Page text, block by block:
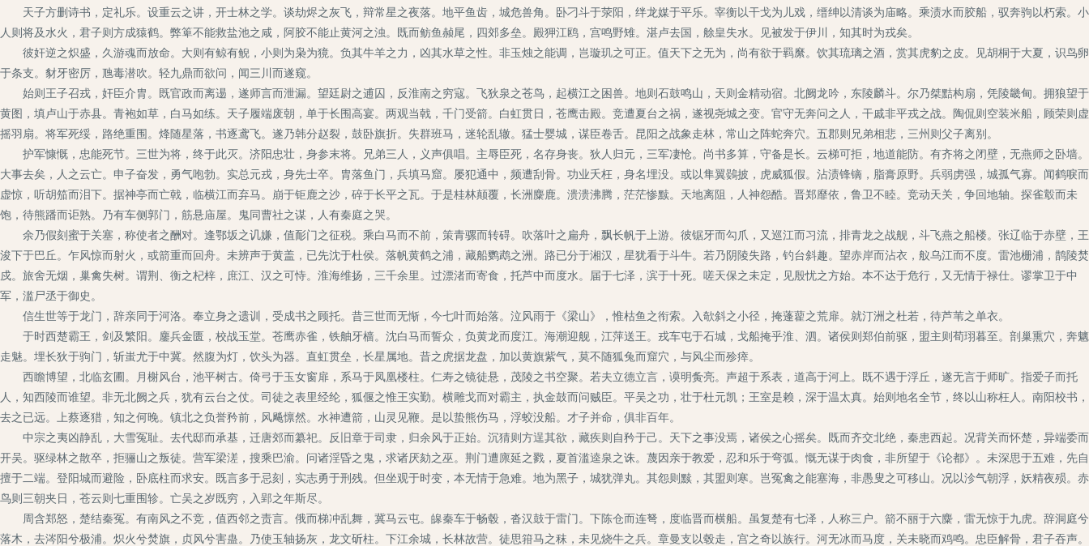
天子方删诗书，定礼乐。设重云之讲，开士林之学。谈劫烬之灰飞，辩常星之夜落。地平鱼齿，城危兽角。卧刁斗于荥阳，绊龙媒于平乐。宰衡以干戈为儿戏，缙绅以清谈为庙略。乘渍水而胶船，驭奔驹以朽索。小
人则将及水火，君子则方成猿鹤。弊箄不能救盐池之咸，阿胶不能止黄河之浊。既而鲂鱼赪尾，四郊多垒。殿狎江鸥，宫鸣野雉。湛卢去国，艅皇失水。见被发于伊川，知其时为戎矣。
彼奸逆之炽盛，久游魂而放命。大则有鲸有鲵，小则为枭为獍。负其牛羊之力，凶其水草之性。非玉烛之能调，岂璇玑之可正。值天下之无为，尚有欲于羁縻。饮其琉璃之酒，赏其虎豹之皮。见胡桐于大夏，识鸟卵
于条支。豺牙密厉，虺毒潜吹。轻九鼎而欲问，闻三川而遂窥。
始则王子召戎，奸臣介胄。既官政而离逷，遂师言而泄漏。望廷尉之逋囚，反淮南之穷寇。飞狄泉之苍鸟，起横江之困兽。地则石鼓鸣山，天则金精动宿。北阙龙吟，东陵麟斗。尔乃桀黠构扇，凭陵畿甸。拥狼望于
黄图，填卢山于赤县。青袍如草，白马如练。天子履端废朝，单于长围高宴。两观当戟，千门受箭。白虹贯日，苍鹰击殿。竞遭夏台之祸，遂视尧城之变。官守无奔问之人，干戚非平戎之战。陶侃则空装米船，顾荣则虚
摇羽扇。将军死绥，路绝重围。烽随星落，书逐鸢飞。遂乃韩分赵裂，鼓卧旗折。失群班马，迷轮乱辙。猛士婴城，谋臣卷舌。昆阳之战象走林，常山之阵蛇奔穴。五郡则兄弟相悲，三州则父子离别。
护军慷慨，忠能死节。三世为将，终于此灭。济阳忠壮，身参末将。兄弟三人，义声俱唱。主辱臣死，名存身丧。狄人归元，三军凄怆。尚书多算，守备是长。云梯可拒，地道能防。有齐将之闭壁，无燕师之卧墙。
大事去矣，人之云亡。申子奋发，勇气咆勃。实总元戎，身先士卒。胄落鱼门，兵填马窟。屡犯通中，频遭刮骨。功业夭枉，身名埋没。或以隼翼鷃披，虎威狐假。沾渍锋镝，脂膏原野。兵弱虏强，城孤气寡。闻鹤唳而
虚惊，听胡笳而泪下。据神亭而亡戟，临横江而弃马。崩于钜鹿之沙，碎于长平之瓦。于是桂林颠覆，长洲麋鹿。溃溃沸腾，茫茫惨黩。天地离阻，人神怨酷。晋郑靡依，鲁卫不睦。竞动天关，争回地轴。探雀鷇而未
饱，待熊蹯而讵熟。乃有车侧郭门，筋悬庙屋。鬼同曹社之谋，人有秦庭之哭。
余乃假刻蜜于关塞，称使者之酬对。逢鄂坂之讥嫌，值耏门之征税。乘白马而不前，策青骡而转碍。吹落叶之扁舟，飘长帆于上游。彼锯牙而勾爪，又巡江而习流，排青龙之战舰，斗飞燕之船楼。张辽临于赤壁，王
浚下于巴丘。乍风惊而射火，或箭重而回舟。未辨声于黄盖，已先沈于杜侯。落帆黄鹤之浦，藏船鹦鹉之洲。路已分于湘汉，星犹看于斗牛。若乃阴陵失路，钓台斜趣。望赤岸而沾衣，舣乌江而不度。雷池栅浦，鹊陵焚
戍。旅舍无烟，巢禽失树。谓荆、衡之杞梓，庶江、汉之可恃。淮海维扬，三千余里。过漂渚而寄食，托芦中而度水。届于七泽，滨于十死。嗟天保之未定，见殷忧之方始。本不达于危行，又无情于禄仕。谬掌卫于中
军，滥尸丞于御史。
信生世等于龙门，辞亲同于河洛。奉立身之遗训，受成书之顾托。昔三世而无惭，今七叶而始落。泣风雨于《梁山》，惟枯鱼之衔索。入欹斜之小径，掩蓬藋之荒扉。就汀洲之杜若，待芦苇之单衣。
于时西楚霸王，剑及繁阳。鏖兵金匮，校战玉堂。苍鹰赤雀，铁舳牙樯。沈白马而誓众，负黄龙而度江。海潮迎舰，江萍送王。戎车屯于石城，戈船掩乎淮、泗。诸侯则郑伯前驱，盟主则荀珝暮至。剖巢熏穴，奔魑
走魅。埋长狄于驹门，斩蚩尤于中冀。然腹为灯，饮头为器。直虹贯垒，长星属地。昔之虎据龙盘，加以黄旗紫气，莫不随狐兔而窟穴，与风尘而殄瘁。
西瞻博望，北临玄圃。月榭风台，池平树古。倚弓于玉女窗扉，系马于凤凰楼柱。仁寿之镜徒悬，茂陵之书空聚。若夫立德立言，谟明夤亮。声超于系表，道高于河上。既不遇于浮丘，遂无言于师旷。指爱子而托
人，知西陵而谁望。非无北阙之兵，犹有云台之仗。司徒之表里经纶，狐偃之惟王实勤。横雕戈而对霸主，执金鼓而问贼臣。平吴之功，壮于杜元凯；王室是赖，深于温太真。始则地名全节，终以山称枉人。南阳校书，
去之已远。上蔡逐猎，知之何晚。镇北之负誉矜前，风飚懔然。水神遭箭，山灵见鞭。是以蛰熊伤马，浮蛟没船。才子并命，俱非百年。
中宗之夷凶静乱，大雪冤耻。去代邸而承基，迁唐郊而纂祀。反旧章于司隶，归余风于正始。沉猜则方逞其欲，藏疾则自矜于己。天下之事没焉，诸侯之心摇矣。既而齐交北绝，秦患西起。况背关而怀楚，异端委而
开吴。驱绿林之散卒，拒骊山之叛徒。营军梁溠，搜乘巴渝。问诸淫昏之鬼，求诸厌劾之巫。荆门遭廪延之戮，夏首滥逵泉之诛。蔑因亲于教爱，忍和乐于弯弧。慨无谋于肉食，非所望于《论都》。未深思于五难，先自
擅于二端。登阳城而避险，卧底柱而求安。既言多于忌刻，实志勇于刑残。但坐观于时变，本无情于急难。地为黑子，城犹弹丸。其怨则黩，其盟则寒。岂冤禽之能塞海，非愚叟之可移山。况以沴气朝浮，妖精夜殒。赤
鸟则三朝夹日，苍云则七重围轸。亡吴之岁既穷，入郢之年斯尽。
周含郑怒，楚结秦冤。有南风之不竞，值西邻之责言。俄而梯冲乱舞，冀马云屯。皞秦车于畅毂，沓汉鼓于雷门。下陈仓而连弩，度临晋而横船。虽复楚有七泽，人称三户。箭不丽于六麋，雷无惊于九虎。辞洞庭兮
落木，去涔阳兮极浦。炽火兮焚旗，贞风兮害蛊。乃使玉轴扬灰，龙文斫柱。下江余城，长林故营。徒思箝马之秣，未见烧牛之兵。章曼支以毂走，宫之奇以族行。河无冰而马度，关未晓而鸡鸣。忠臣解骨，君子吞声。